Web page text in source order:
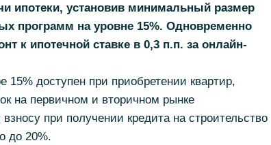
ипотеки, установив минимальный размер
программ на уровне 15%. Одновременно
к ипотечной ставке в 0,3 п.п. за онлайн-
доступен при приобретении квартир,
на первичном и вторичном рынке
при получении кредита на строительство
до 20%.